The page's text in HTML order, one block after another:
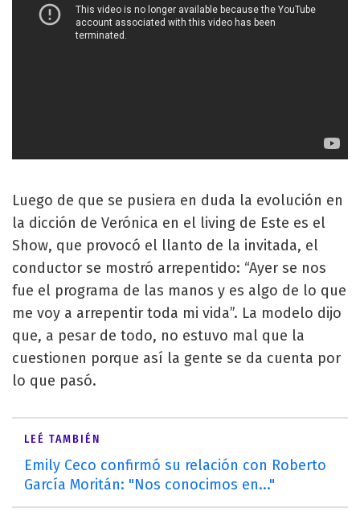
Luego de que se pusiera en duda la evolución en
la dicción de Verónica en el living de Este es el
Show, que provocó el llanto de la invitada, el
conductor se mostró arrepentido: “Ayer se nos
fue el programa de las manos y es algo de lo que
me voy a arrepentir toda mi vida”. La modelo dijo
que, a pesar de todo, no estuvo mal que la
cuestionen porque así la gente se da cuenta por
lo que pasó.
LEÉ TAMBIÉN
Emily Ceco confirmó su relación con Roberto
García Moritán: "Nos conocimos en..."